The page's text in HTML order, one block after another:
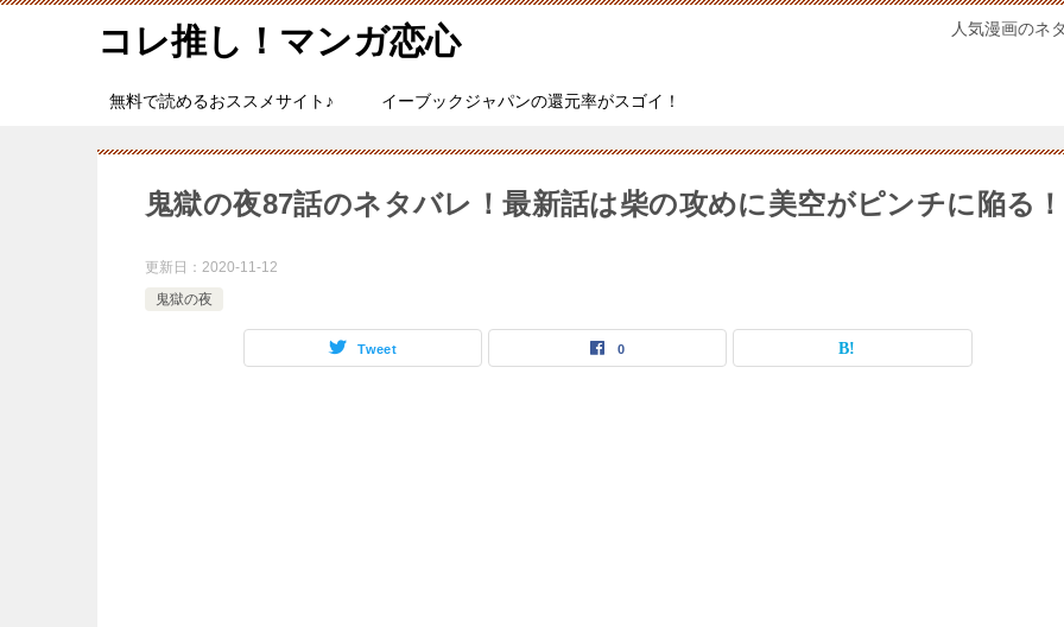
コレ推し！マンガ恋心 人気漫画のネ
無料で読めるおススメサイト♪ イーブックジャパンの還元率がスゴイ！
鬼獄の夜87話のネタバレ！最新話は柴の攻めに美空がピンチに陥る！
更新日： 2020-11-12
鬼獄の夜
Tweet 0